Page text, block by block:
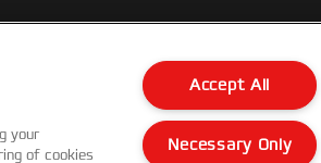
your
of cookies
Accept All
Necessary Only